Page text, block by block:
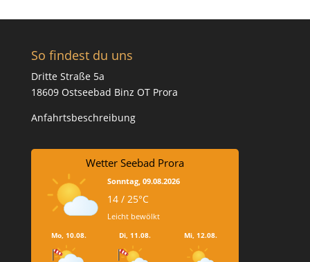
So findest du uns
Dritte Straße 5a
18609 Ostseebad Binz OT Prora
Anfahrtsbeschreibung
Wetter Seebad Prora
Sonntag, 09.08.2026
14 / 25°C
Leicht bewölkt
Mo, 10.08. Di, 11.08. Mi, 12.08.